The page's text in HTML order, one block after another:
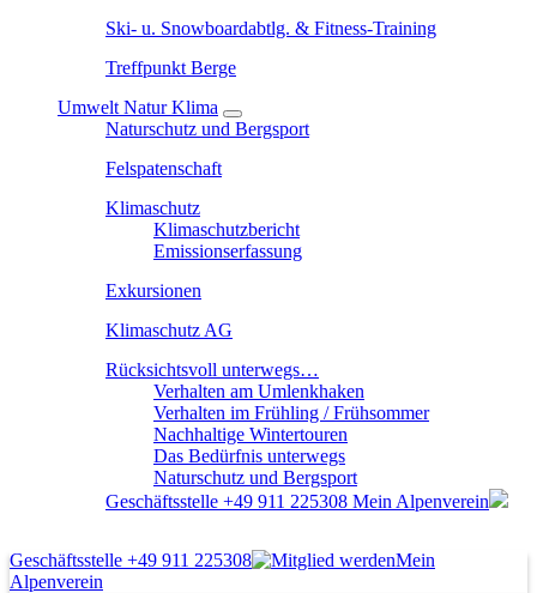
Ski- u. Snowboardabtlg. & Fitness-Training
Treffpunkt Berge
Umwelt Natur Klima
Naturschutz und Bergsport
Felspatenschaft
Klimaschutz
Klimaschutzbericht
Emissionserfassung
Exkursionen
Klimaschutz AG
Rücksichtsvoll unterwegs…
Verhalten am Umlenkhaken
Verhalten im Frühling / Frühsommer
Nachhaltige Wintertouren
Das Bedürfnis unterwegs
Naturschutz und Bergsport
Geschäftsstelle +49 911 225308 Mein Alpenverein
Geschäftsstelle +49 911 225308
Mein
Alpenverein